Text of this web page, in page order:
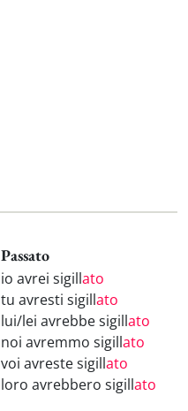
Passato
io avrei sigillato
tu avresti sigillato
lui/lei avrebbe sigillato
noi avremmo sigillato
voi avreste sigillato
loro avrebbero sigillato